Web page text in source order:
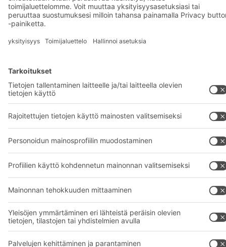
A BIT OF
YOUR LIFE.
+358 1 0324 6510
© 2026 BITO-Lagertechnik Bittmann GmbH
Suunnittelu ja toteutus+ | LOUISINTERNET
ammatinharjoittajille ammatti- ja kaupalliseen käyttöön.
Yleiset myynti- ja toimitusehdotTietosuojaselvitysLakitiedot
Tietosuoja-asetukset